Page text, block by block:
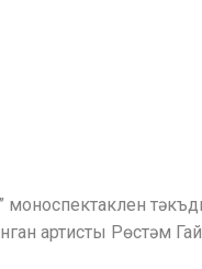
моноспектаклен
артисты Рөстәм